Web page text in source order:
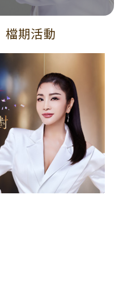
檔期活動